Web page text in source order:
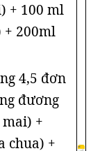
+ 100 ml
+ 200ml
4,5 đơn
đương
+
chua) +